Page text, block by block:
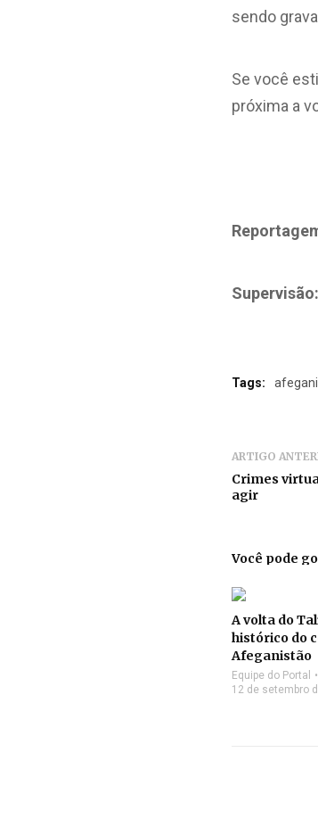
sendo
Se você
próxima a
Tags:
ARTIGO
Crimes
agir
Você pode
A volta do
histórico do
Afeganistão
Equipe do Portal
12 de setembro